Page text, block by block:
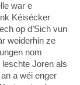
war e
Kéisécker
op d’Sich vun
weiderhin ze
nom
Joren als
a wéi enger